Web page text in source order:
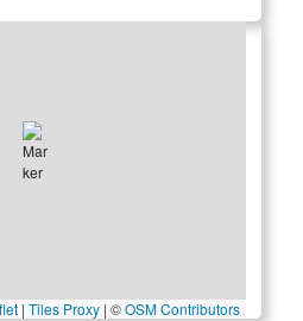
| Tiles Proxy| ©OSM Contributors